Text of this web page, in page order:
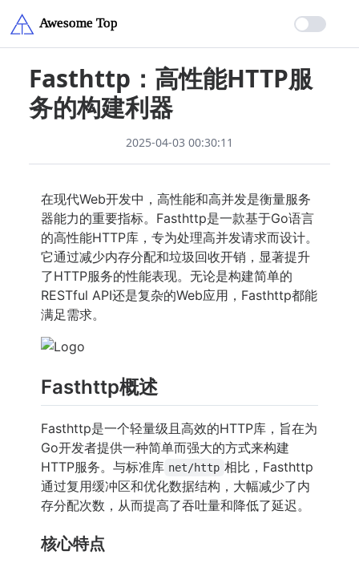
Fasthttp：高性能HTTP服
务的构建利器
2025-04-03 00:30:11
在现代Web开发中，高性能和高并发是衡量服务
器能力的重要指标。Fasthttp是一款基于Go语言
的高性能HTTP库，专为处理高并发请求而设计。
它通过减少内存分配和垃圾回收开销，显著提升
了HTTP服务的性能表现。无论是构建简单的
RESTful API还是复杂的Web应用，Fasthttp都能
满足需求。
Fasthttp概述
Fasthttp是一个轻量级且高效的HTTP库，旨在为
Go开发者提供一种简单而强大的方式来构建
HTTP服务。与标准库 net/http 相比，Fasthttp
通过复用缓冲区和优化数据结构，大幅减少了内
存分配次数，从而提高了吞吐量和降低了延迟。
核心特点